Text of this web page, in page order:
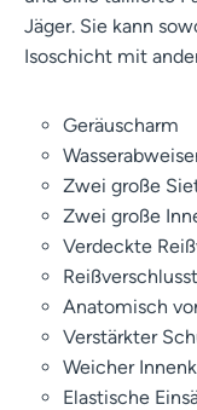
Jäger. Sie kann
Isoschicht mit
Geräuscharm
Zwei große
Zwei große
Verdeckte
Anatomisch
Verstärkter
Weicher
Elastische